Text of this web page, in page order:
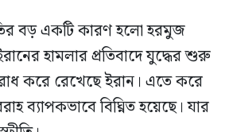
বড় একটি কারণ হলো হরমুজ
হামলার প্রতিবাদে যুদ্ধের শুরু
করে রেখেছে ইরান। এতে করে
ব্যাপকভাবে বিঘ্নিত হয়েছে। যার